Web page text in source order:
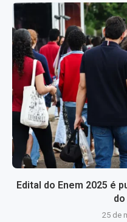
Edital do Enem 2025 é
25 de